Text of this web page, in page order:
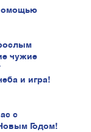
чужие
и игра!
с
Годом!